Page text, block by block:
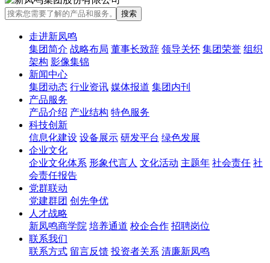
走进新凤鸣
集团简介 战略布局 董事长致辞 领导关怀 集团荣誉 组织
架构 影像集锦
新闻中心
集团动态 行业资讯 媒体报道 集团内刊
产品服务
产品介绍 产业结构 特色服务
科技创新
信息化建设 设备展示 研发平台 绿色发展
企业文化
企业文化体系 形象代言人 文化活动 主题年 社会责任 社
会责任报告
党群联动
党建群团 创先争优
人才战略
新凤鸣商学院 培养通道 校企合作 招聘岗位
联系我们
联系方式 留言反馈 投资者关系 清廉新凤鸣